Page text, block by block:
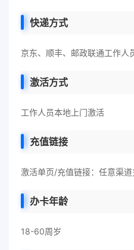
快递方式
京东、顺丰、邮政联通工作人
激活方式
工作人员本地上门激活
充值链接
激活单页/充值链接：任意渠
办卡年龄
18-60周岁